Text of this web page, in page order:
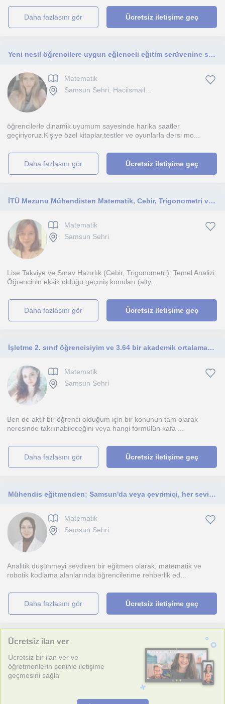
daha fazlasını gör Ücretsiz iletişime geç
Yeni nesil öğrencilere uygun eğlenceli eğitim serüvenine sen de katıl
Matematik
Samsun Sehri, Haciismail...
öğrencilerle dinamik uyumum sayesinde harika saatler
geçiriyoruz.Kişiye özel kitaplar,testler ve oyunlarla dersi mo...
daha fazlasını gör Ücretsiz iletişime geç
İTÜ Mezunu Mühendisten Matematik, Cebir, Trigonometri ve Diferansiyel Dersi. Online yada yüz yüze olabilir.
Matematik
Samsun Sehri
Lise Takviye ve Sınav Hazırlık (Cebir, Trigonometri): Temel Analizi:
Öğrencinin eksik olduğu geçmiş konuları (alty...
daha fazlasını gör Ücretsiz iletişime geç
İşletme 2. sınıf öğrencisiyim ve 3.64 bir akademik ortalamaya sahibim. Matematik, istatistik ve muhasebe gibi dersler verebilirim.
Matematik
Samsun Sehri
Ben de aktif bir öğrenci olduğum için bir konunun tam olarak
neresinde takılınabileceğini veya hangi formülün kafa ...
daha fazlasını gör Ücretsiz iletişime geç
Mühendis eğitmenden; Samsun'da veya çevrimiçi, her seviyeye özel matematik ve robotik kodlama dersleri.
Matematik
Samsun Sehri
Analitik düşünmeyi sevdiren bir eğitmen olarak, matematik ve
robotik kodlama alanlarında öğrencilerime rehberlik ed...
daha fazlasını gör Ücretsiz iletişime geç
Ücretsiz ilan ver
Ücretsiz bir ilan ver ve
öğretmenlerin seninle iletişime
geçmesini sağla